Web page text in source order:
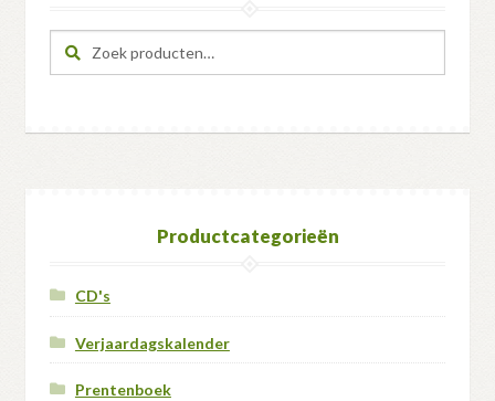
Zoeken
naar:
Zoeken
Productcategorieën
CD's
Verjaardagskalender
Prentenboek